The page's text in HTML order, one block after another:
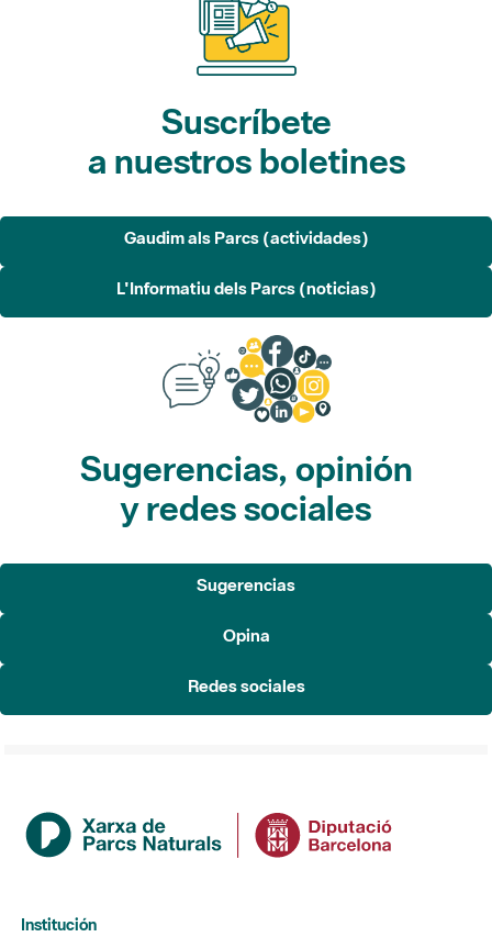
Suscríbete
a nuestros boletines
Gaudim als Parcs (actividades)
L'Informatiu dels Parcs (noticias)
Sugerencias, opinión
y redes sociales
Sugerencias
Opina
Redes sociales
Institución